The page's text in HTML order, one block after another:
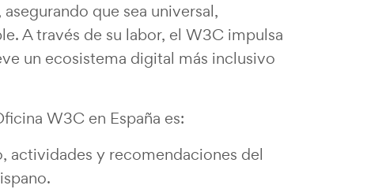
que sea universal,
A través de su labor, el W3C impulsa
un ecosistema digital más inclusivo
W3C en España es:
actividades y recomendaciones del